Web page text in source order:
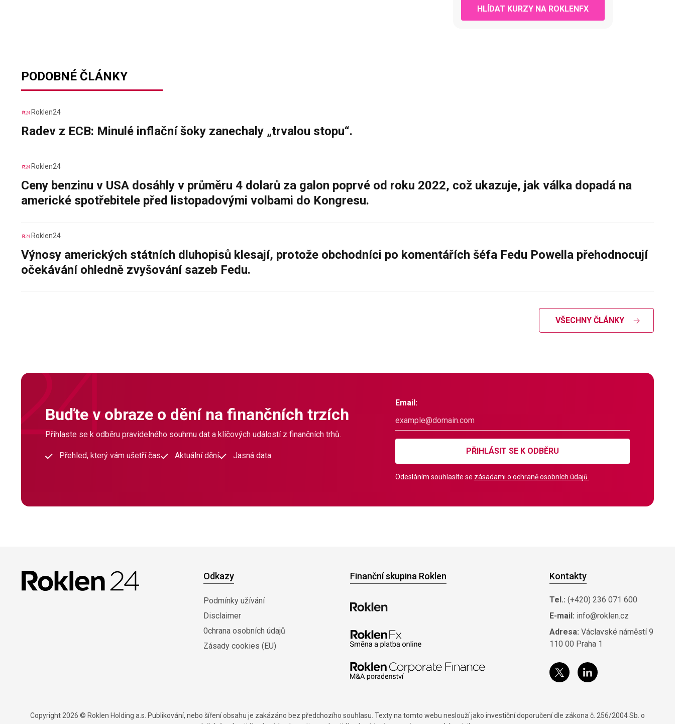
HLÍDAT KURZY NA ROKLENFX
PODOBNÉ ČLÁNKY
Roklen24
Radev z ECB: Minulé inflační šoky zanechaly „trvalou stopu“.
Roklen24
Ceny benzinu v USA dosáhly v průměru 4 dolarů za galon poprvé od roku 2022, což ukazuje, jak válka dopadá na
americké spotřebitele před listopadovými volbami do Kongresu.
Roklen24
Výnosy amerických státních dluhopisů klesají, protože obchodníci po komentářích šéfa Fedu Powella přehodnocují
očekávání ohledně zvyšování sazeb Fedu.
VŠECHNY ČLÁNKY
Buďte v obraze o dění na finančních trzích
Přihlaste se k odběru pravidelného souhrnu dat a klíčových událostí z finančních trhů.
Přehled, který vám ušetří čas Aktuální dění Jasná data
Email:
PŘIHLÁSIT SE K ODBĚRU
Odesláním souhlasíte se zásadami o ochraně osobních údajů.
Odkazy
Podmínky užívání
Disclaimer
0chrana osobních údajů
Zásady cookies (EU)
Finanční skupina Roklen Kontakty
Tel.: (+420) 236 071 600
E-mail: info@roklen.cz
Adresa: Václavské náměstí 9
110 00 Praha 1
Copyright 2026 © Roklen Holding a.s. Publikování, nebo šíření obsahu je zakázáno bez předchozího souhlasu. Texty na tomto webu neslouží jako investiční doporučení dle zákona č. 256/2004 Sb. o